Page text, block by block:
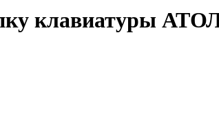
клавиатуры